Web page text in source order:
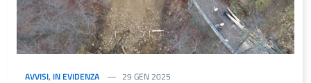
AVVISI, IN EVIDENZA 29 GEN 2025